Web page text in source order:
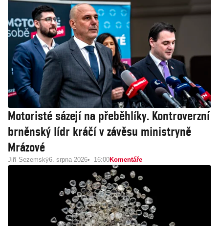
Motoristé sázejí na přeběhlíky. Kontroverzní
brněnský lídr kráčí v závěsu ministryně
Mrázové
Jiří Sezemský6. srpna 2026 16:00Komentáře